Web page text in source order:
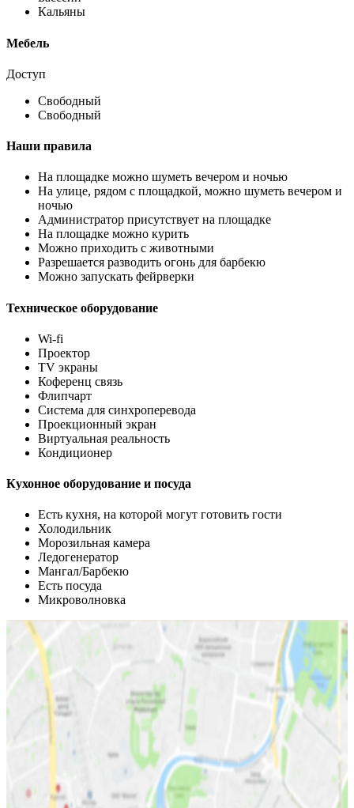
Кальяны
Мебель
Доступ
Свободный
Свободный
Наши правила
На площадке можно шуметь вечером и ночью
На улице, рядом с площадкой, можно шуметь вечером и
ночью
Администратор присутствует на площадке
На площадке можно курить
Можно приходить с животными
Разрешается разводить огонь для барбекю
Можно запускать фейрверки
Техническое оборудование
Wi-fi
Проектор
TV экраны
Коференц связь
Флипчарт
Система для синхроперевода
Проекционный экран
Виртуальная реальность
Кондиционер
Кухонное оборудование и посуда
Есть кухня, на которой могут готовить гости
Холодильник
Морозильная камера
Ледогенератор
Мангал/Барбекю
Есть посуда
Микроволновка